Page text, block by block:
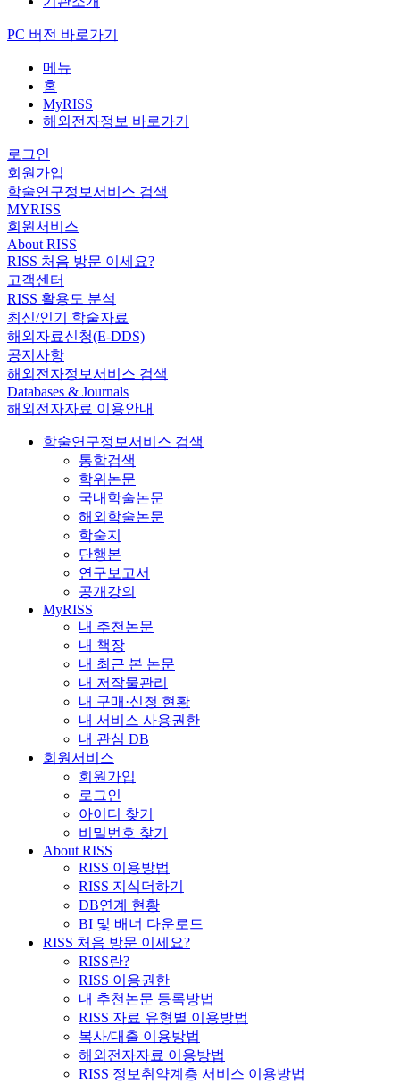
PC 버전 바로가기
메뉴
홈
MyRISS
해외전자정보 바로가기
로그인
회원가입
학술연구정보서비스 검색
MYRISS
회원서비스
About RISS
RISS 처음 방문 이세요?
고객센터
RISS 활용도 분석
최신/인기 학술자료
해외자료신청(E-DDS)
공지사항
해외전자정보서비스 검색
Databases & Journals
해외전자자료 이용안내
학술연구정보서비스 검색
통합검색
학위논문
국내학술논문
해외학술논문
학술지
단행본
연구보고서
공개강의
MyRISS
내 추천논문
내 책장
내 최근 본 논문
내 저작물관리
내 구매·신청 현황
내 서비스 사용권한
내 관심 DB
회원서비스
회원가입
로그인
아이디 찾기
비밀번호 찾기
About RISS
RISS 이용방법
RISS 지식더하기
DB연계 현황
BI 및 배너 다운로드
RISS 처음 방문 이세요?
RISS란?
RISS 이용권한
내 추천논문 등록방법
RISS 자료 유형별 이용방법
복사/대출 이용방법
해외전자자료 이용방법
RISS 정보취약계층 서비스 이용방법